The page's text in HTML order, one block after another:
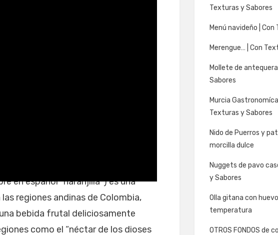
en español “naranjilla”) es una
regiones andinas de Colombia,
bebida frutal deliciosamente
como el “néctar de los dioses
Texturas y Sabores
Menú navideño |
Merengue… | Con
Mollete de
Sabores
Murcia
Texturas y Sabores
Nido de Puerros y
morcilla dulce
Nuggets de pavo
y Sabores
Olla gitana con
temperatura
OTROS FONDOS de